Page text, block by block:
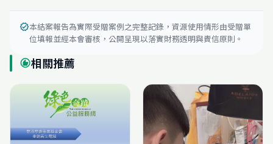
verified本結案報告為實際受贈案例之完整記錄，資源使用情形由受贈單
位填報並經本會審核，公開呈現以落實財務透明與責信原則。
recommend相關推薦